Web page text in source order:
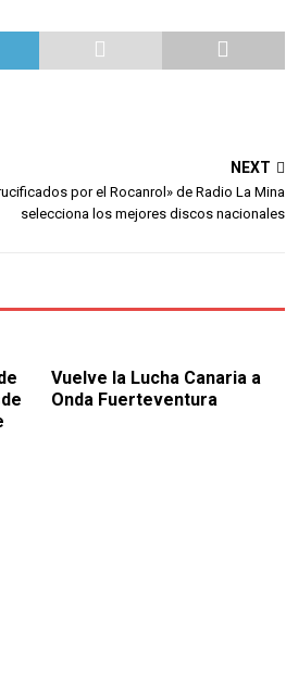
NEXT
por el Rocanrol» de Radio La Mina
selecciona los mejores discos nacionales
Vuelve la Lucha Canaria a
Onda Fuerteventura